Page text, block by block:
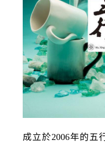
成立於2006年的五